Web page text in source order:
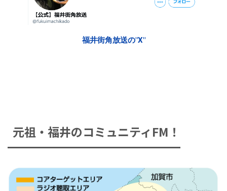
福井街角放送の"X"
元祖・福井のコミュニティFM！